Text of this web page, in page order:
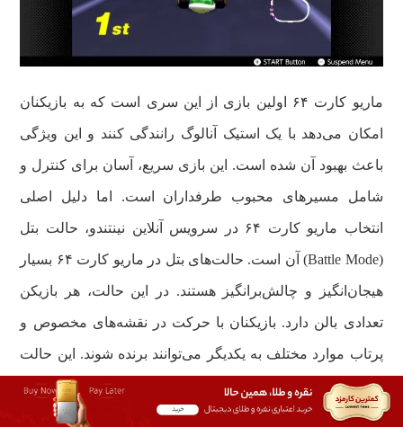
ماریو کارت ۶۴ اولین بازی از این سری است که به بازیکنان
امکان می‌دهد با یک استیک آنالوگ رانندگی کنند و این ویژگی
باعث بهبود آن شده است. این بازی سریع، آسان برای کنترل و
شامل مسیرهای محبوب طرفداران است. اما دلیل اصلی
انتخاب ماریو کارت ۶۴ در سرویس آنلاین نینتندو، حالت بتل
(Battle Mode) آن است. حالت‌های بتل در ماریو کارت ۶۴ بسیار
هیجان‌انگیز و چالش‌برانگیز هستند. در این حالت، هر بازیکن
تعدادی بالن دارد. بازیکنان با حرکت در نقشه‌های مخصوص و
پرتاب موارد مختلف به یکدیگر می‌توانند برنده شوند. این حالت
یک حالت عالی برای دورهمی‌ها است که با مسابقات جذاب
بازی هماهنگی خوبی دارد.